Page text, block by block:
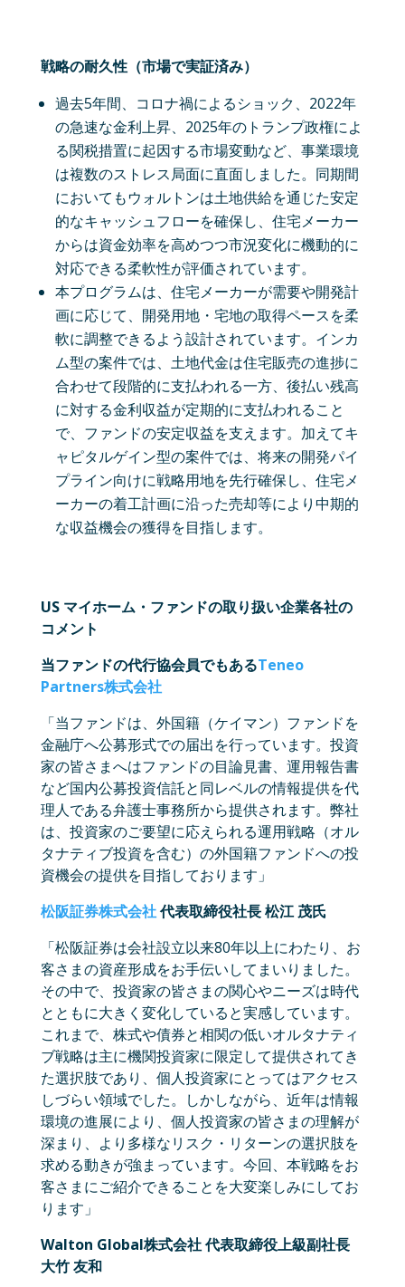
戦略の耐久性（市場で実証済み）
過去5年間、コロナ禍によるショック、2022年
の急速な金利上昇、2025年のトランプ政権によ
る関税措置に起因する市場変動など、事業環境
は複数のストレス局面に直面しました。同期間
においてもウォルトンは土地供給を通じた安定
的なキャッシュフローを確保し、住宅メーカー
からは資金効率を高めつつ市況変化に機動的に
対応できる柔軟性が評価されています。
本プログラムは、住宅メーカーが需要や開発計
画に応じて、開発用地・宅地の取得ペースを柔
軟に調整できるよう設計されています。インカ
ム型の案件では、土地代金は住宅販売の進捗に
合わせて段階的に支払われる一方、後払い残高
に対する金利収益が定期的に支払われること
で、ファンドの安定収益を支えます。加えてキ
ャピタルゲイン型の案件では、将来の開発パイ
プライン向けに戦略用地を先行確保し、住宅メ
ーカーの着工計画に沿った売却等により中期的
な収益機会の獲得を目指します。
US マイホーム・ファンドの取り扱い企業各社の
コメント
当ファンドの代行協会員でもあるTeneo
Partners株式会社
「当ファンドは、外国籍（ケイマン）ファンドを
金融庁へ公募形式での届出を行っています。投資
家の皆さまへはファンドの目論見書、運用報告書
など国内公募投資信託と同レベルの情報提供を代
理人である弁護士事務所から提供されます。弊社
は、投資家のご要望に応えられる運用戦略（オル
タナティブ投資を含む）の外国籍ファンドへの投
資機会の提供を目指しております」
松阪証券株式会社代表取締役社長 松江 茂氏
「松阪証券は会社設立以来80年以上にわたり、お
客さまの資産形成をお手伝いしてまいりました。
その中で、投資家の皆さまの関心やニーズは時代
とともに大きく変化していると実感しています。
これまで、株式や債券と相関の低いオルタナティ
ブ戦略は主に機関投資家に限定して提供されてき
た選択肢であり、個人投資家にとってはアクセス
しづらい領域でした。しかしながら、近年は情報
環境の進展により、個人投資家の皆さまの理解が
深まり、より多様なリスク・リターンの選択肢を
求める動きが強まっています。今回、本戦略をお
客さまにご紹介できることを大変楽しみにしてお
ります」
Walton Global株式会社 代表取締役上級副社長
大竹 友和